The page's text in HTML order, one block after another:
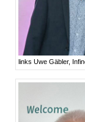
links Uwe Gäbler,